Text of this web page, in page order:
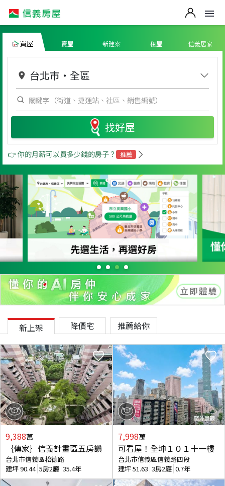
買屋 賣屋 新建案 租屋 信義居家
台北市 ・ 全區
找好屋
👉 你的月薪可以買多少錢的房子？ 推薦
新上架 降價宅 推薦給你
9,388萬
｛傳家｝信義計畫區五房讚
台北市信義區松德路
建坪90.44 5房2廳 35.4年
7,998萬
可看屋！全坤１０１十一樓
台北市信義區信義路四段
建坪51.63 3房2廳 0.7年